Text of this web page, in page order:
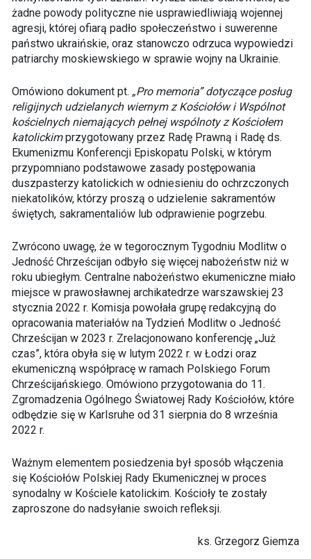
żadne powody polityczne nie usprawiedliwiają wojennej
agresji, której ofiarą padło społeczeństwo i suwerenne
państwo ukraińskie, oraz stanowczo odrzuca wypowiedzi
patriarchy moskiewskiego w sprawie wojny na Ukrainie.
Omówiono dokument pt. „Pro memoria” dotyczące posług
religijnych udzielanych wiernym z Kościołów i Wspólnot
kościelnych niemających pełnej wspólnoty z Kościołem
katolickimprzygotowany przez Radę Prawną i Radę ds.
Ekumenizmu Konferencji Episkopatu Polski, w którym
przypomniano podstawowe zasady postępowania
duszpasterzy katolickich w odniesieniu do ochrzczonych
niekatolików, którzy proszą o udzielenie sakramentów
świętych, sakramentaliów lub odprawienie pogrzebu.
Zwrócono uwagę, że w tegorocznym Tygodniu Modlitw o
Jedność Chrześcijan odbyło się więcej nabożeństw niż w
roku ubiegłym. Centralne nabożeństwo ekumeniczne miało
miejsce w prawosławnej archikatedrze warszawskiej 23
stycznia 2022 r. Komisja powołała grupę redakcyjną do
opracowania materiałów na Tydzień Modlitw o Jedność
Chrześcijan w 2023 r. Zrelacjonowano konferencję „Już
czas”, która obyła się w lutym 2022 r. w Łodzi oraz
ekumeniczną współpracę w ramach Polskiego Forum
Chrześcijańskiego. Omówiono przygotowania do 11.
Zgromadzenia Ogólnego Światowej Rady Kościołów, które
odbędzie się w Karlsruhe od 31 sierpnia do 8 września
2022 r.
Ważnym elementem posiedzenia był sposób włączenia
się Kościołów Polskiej Rady Ekumenicznej w proces
synodalny w Kościele katolickim. Kościoły te zostały
zaproszone do nadsyłanie swoich refleksji.
ks. Grzegorz Giemza